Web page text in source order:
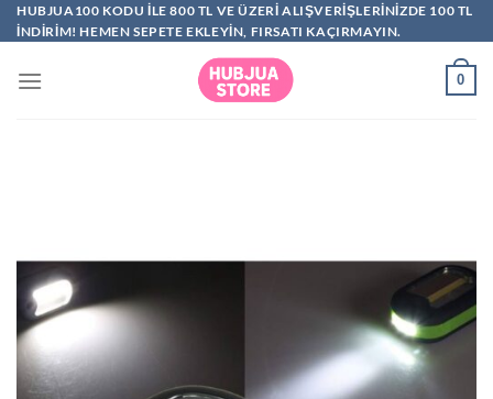
İçeriğe
atla
HUBJUA100 KODU ILE 800 TL VE ÜZERI ALIŞVERIŞLERINIZDE 100 TL
INDIRIM! HEMEN SEPETE EKLEYIN, FIRSATI KAÇIRMAYIN.
0